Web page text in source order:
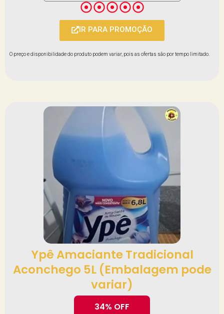
IR PARA PROMOÇÃO
O preço e disponibilidade do produto podem variar, pois as ofertas são por tempo limitado.
Ypê Amaciante Tradicional
Aconchego 5L (Embalagem pode
variar)
34% OFF